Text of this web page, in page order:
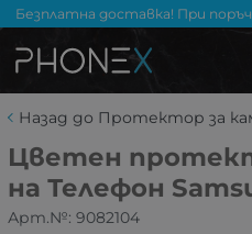
Безплатна доставка! При
Назад до Протектор за
Цветен
на Телефон
Арт.№: 9082104